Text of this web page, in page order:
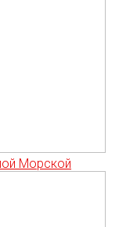
Морской